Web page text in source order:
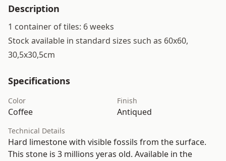
Description
1 container of tiles: 6 weeks
Stock available in standard sizes such as 60x60,
30,5x30,5cm
Specifications
Color
Coffee
Finish
Antiqued
Technical Details
Hard limestone with visible fossils from the surface.
This stone is 3 millions yeras old. Available in the